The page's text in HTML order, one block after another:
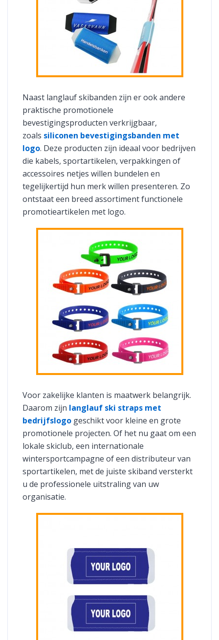
Naast langlauf skibanden zijn er ook andere
praktische promotionele
bevestigingsproducten verkrijgbaar,
zoals siliconen bevestigingsbanden met
logo. Deze producten zijn ideaal voor bedrijven
die kabels, sportartikelen, verpakkingen of
accessoires netjes willen bundelen en
tegelijkertijd hun merk willen presenteren. Zo
ontstaat een breed assortiment functionele
promotieartikelen met logo.
Voor zakelijke klanten is maatwerk belangrijk.
Daarom zijn langlauf ski straps met
bedrijfslogo geschikt voor kleine en grote
promotionele projecten. Of het nu gaat om een
lokale skiclub, een internationale
wintersportcampagne of een distributeur van
sportartikelen, met de juiste skiband versterkt
u de professionele uitstraling van uw
organisatie.